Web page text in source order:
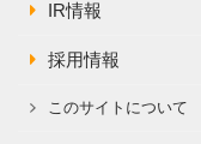
IR情報
採用情報
このサイトについて